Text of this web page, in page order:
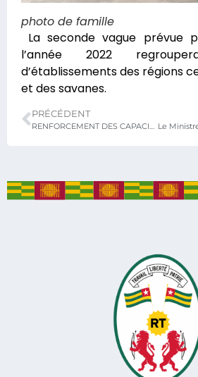
photo de famille
La seconde vague prévue
l’année 2022
d’établissements des régions
et des savanes.
PRÉCÉDENT
RENFORCEMENT DES CAPACITES DE 21 CHAUFFEURS DU META